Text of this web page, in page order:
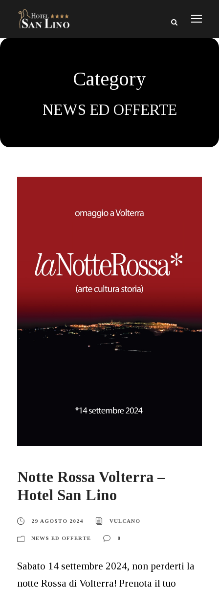
Category
NEWS ED OFFERTE
Notte Rossa Volterra –
Hotel San Lino
29 AGOSTO 2024 VULCANO
NEWS ED OFFERTE 0
Sabato 14 settembre 2024, non perderti la
notte Rossa di Volterra! Prenota il tuo